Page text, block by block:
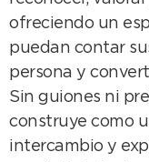
ofreciendo un
puedan contar
persona y
Sin guiones ni
construye como
intercambio y